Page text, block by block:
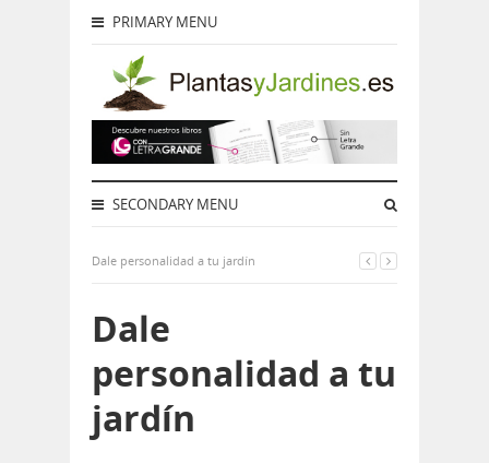
PRIMARY MENU
SECONDARY MENU
Dale personalidad a tu jardín
Dale
personalidad a tu
jardín